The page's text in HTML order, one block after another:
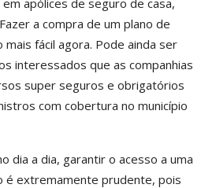
apólices de seguro de casa,
a compra de um plano de
fácil agora. Pode ainda ser
interessados que as companhias
super seguros e obrigatórios
com cobertura no município
dia a dia, garantir o acesso a uma
é extremamente prudente, pois